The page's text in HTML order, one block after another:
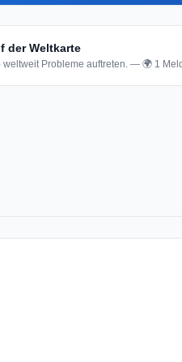
der Weltkarte
Probleme auftreten. — 🌍 1